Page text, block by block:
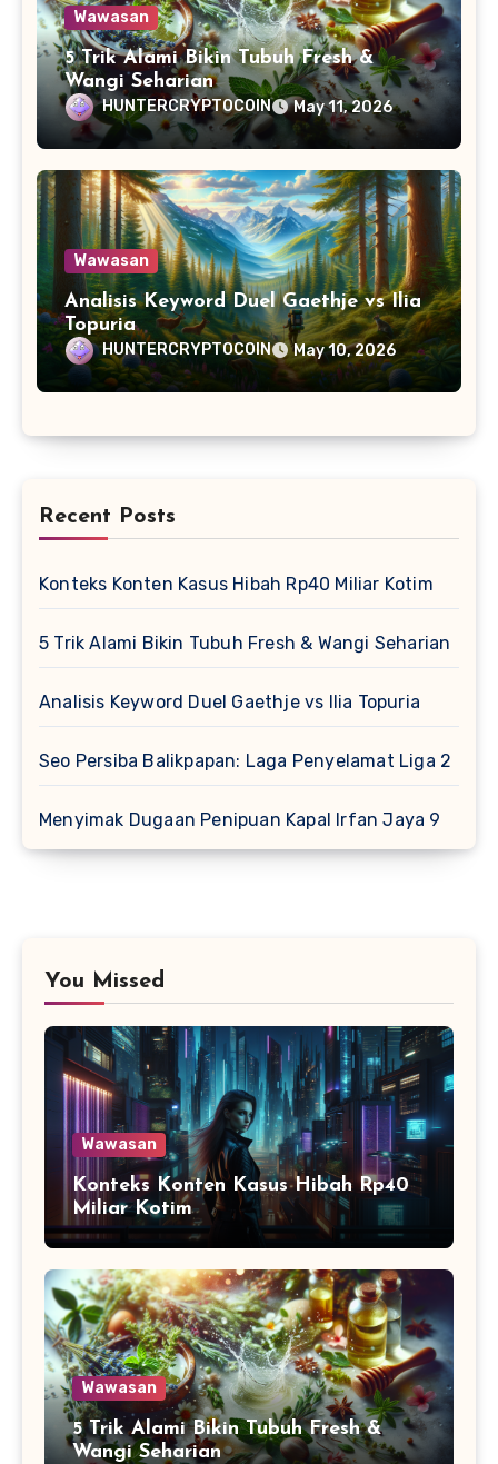
Wawasan
5 Trik Alami Bikin Tubuh Fresh &
Wangi Seharian
HUNTERCRYPTOCOIN May 11, 2026
Wawasan
Analisis Keyword Duel Gaethje vs Ilia
Topuria
HUNTERCRYPTOCOIN May 10, 2026
Recent Posts
Konteks Konten Kasus Hibah Rp40 Miliar Kotim
5 Trik Alami Bikin Tubuh Fresh & Wangi Seharian
Analisis Keyword Duel Gaethje vs Ilia Topuria
Seo Persiba Balikpapan: Laga Penyelamat Liga 2
Menyimak Dugaan Penipuan Kapal Irfan Jaya 9
You Missed
Wawasan
Konteks Konten Kasus Hibah Rp40
Miliar Kotim
Wawasan
5 Trik Alami Bikin Tubuh Fresh &
Wangi Seharian